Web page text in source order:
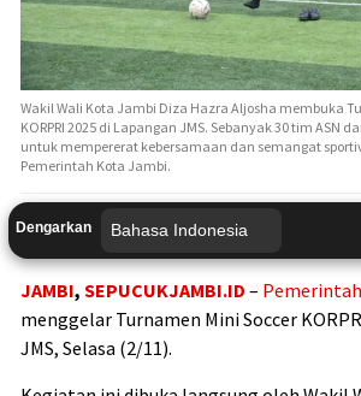
Wakil Wali Kota Jambi Diza Hazra Aljosha membuka
KORPRI 2025 di Lapangan JMS. Sebanyak 30 tim ASN
untuk mempererat kebersamaan dan semangat
Pemerintah Kota Jambi.
Dengarkan
JAMBI, SEPUCUKJAMBI.ID – Pemerintah
menggelar Turnamen Mini Soccer
JMS, Selasa (2/11).